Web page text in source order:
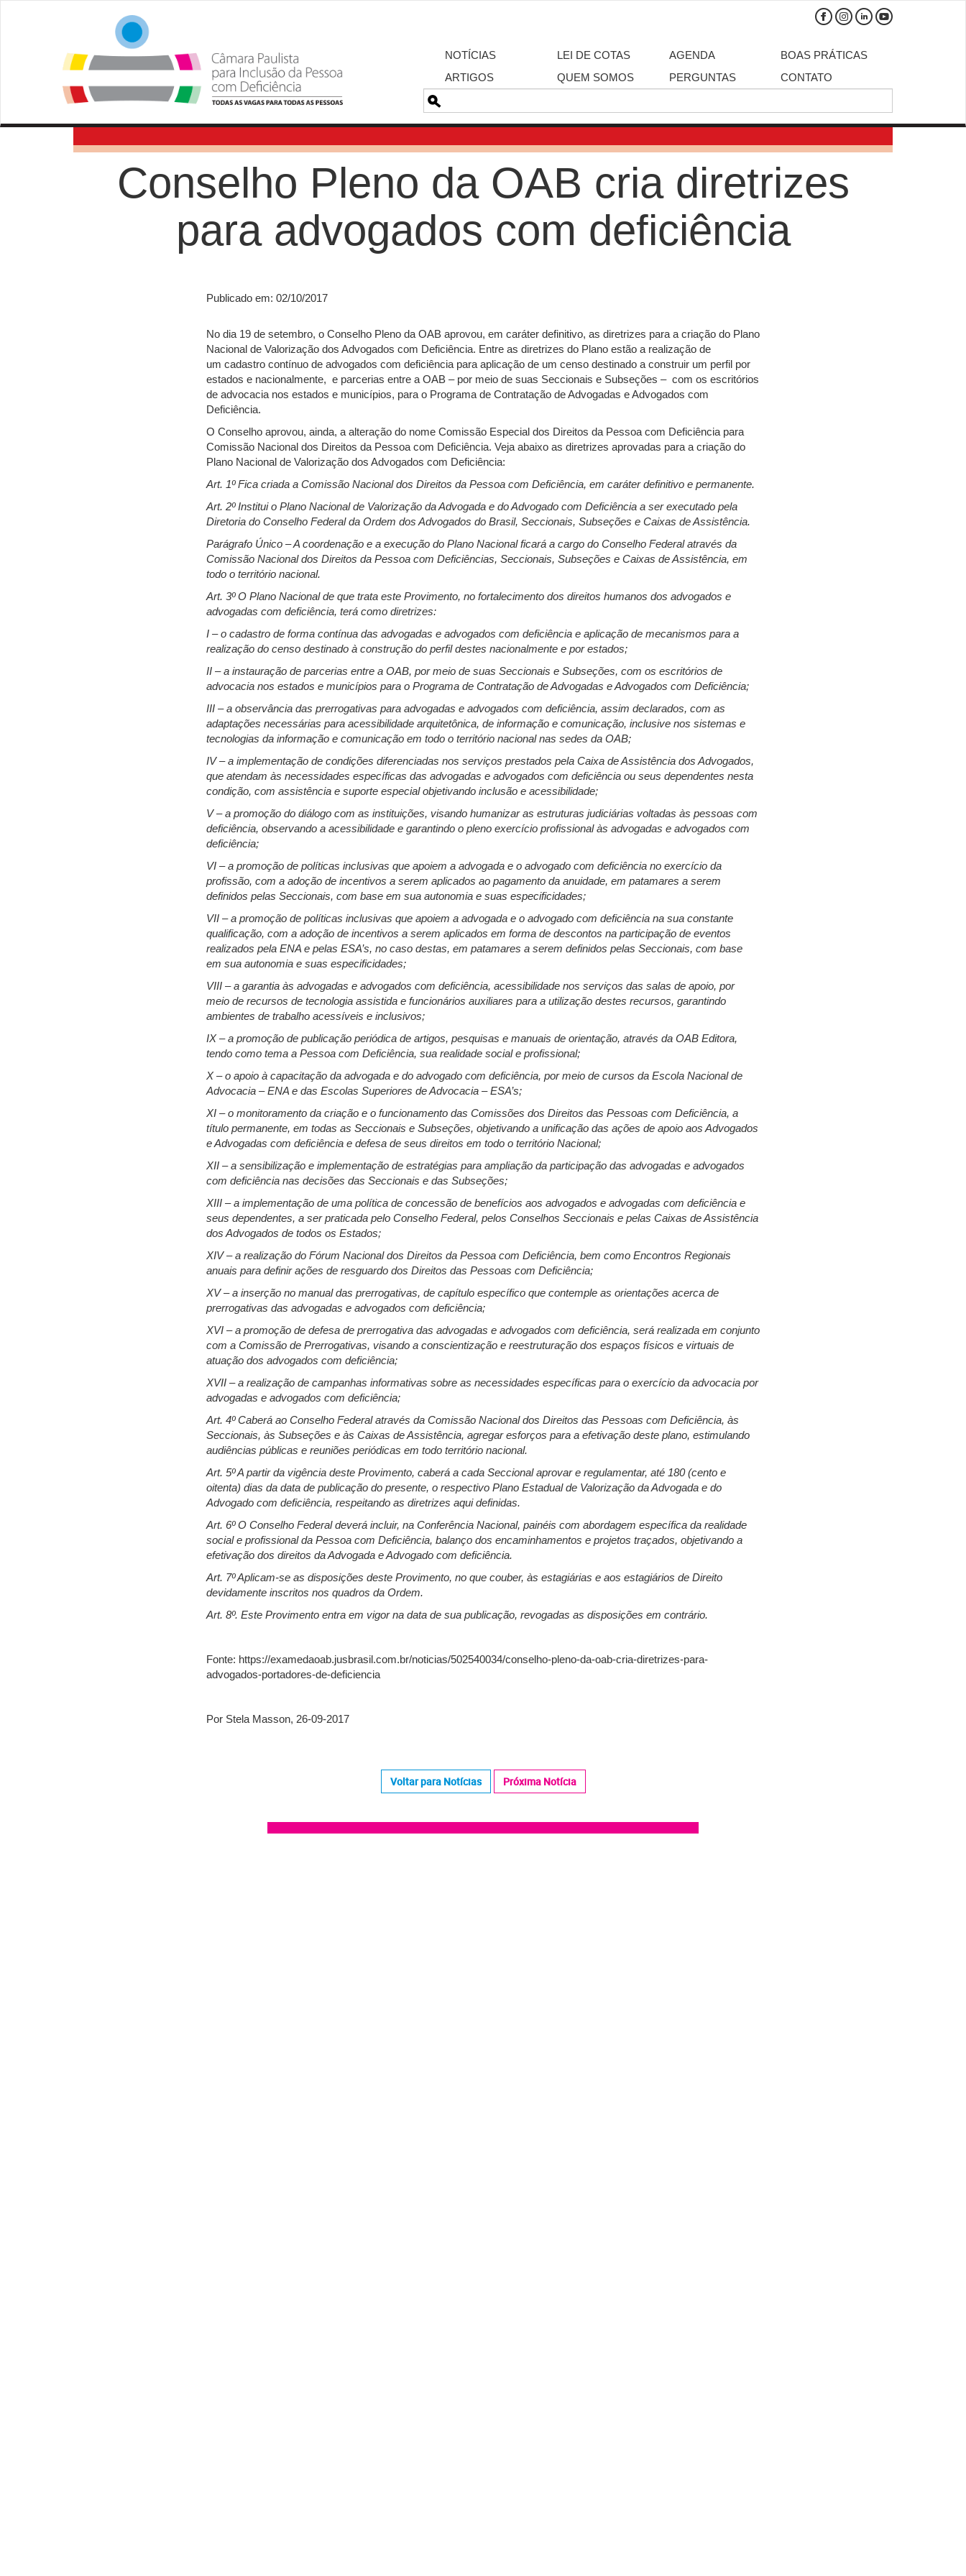
NOTÍCIAS LEI DE COTAS AGENDA
BOAS PRÁTICAS
ARTIGOS
QUEM SOMOS PERGUNTAS CONTATO
Pesquisa
Conselho Pleno da OAB cria diretrizes
para advogados com deficiência
Publicado em: 02/10/2017
No dia 19 de setembro, o Conselho Pleno da OAB aprovou, em caráter definitivo, as diretrizes para a criação do Plano
Nacional de Valorização dos Advogados com Deficiência. Entre as diretrizes do Plano estão a realização de
um cadastro contínuo de advogados com deficiência para aplicação de um censo destinado a construir um perfil por
estados e nacionalmente, e parcerias entre a OAB – por meio de suas Seccionais e Subseções – com os escritórios
de advocacia nos estados e municípios, para o Programa de Contratação de Advogadas e Advogados com
Deficiência.
O Conselho aprovou, ainda, a alteração do nome Comissão Especial dos Direitos da Pessoa com Deficiência para
Comissão Nacional dos Direitos da Pessoa com Deficiência. Veja abaixo as diretrizes aprovadas para a criação do
Plano Nacional de Valorização dos Advogados com Deficiência:
Art. 1º Fica criada a Comissão Nacional dos Direitos da Pessoa com Deficiência, em caráter definitivo e permanente.
Art. 2º Institui o Plano Nacional de Valorização da Advogada e do Advogado com Deficiência a ser executado pela
Diretoria do Conselho Federal da Ordem dos Advogados do Brasil, Seccionais, Subseções e Caixas de Assistência.
Parágrafo Único – A coordenação e a execução do Plano Nacional ficará a cargo do Conselho Federal através da
Comissão Nacional dos Direitos da Pessoa com Deficiências, Seccionais, Subseções e Caixas de Assistência, em
todo o território nacional.
Art. 3º O Plano Nacional de que trata este Provimento, no fortalecimento dos direitos humanos dos advogados e
advogadas com deficiência, terá como diretrizes:
I – o cadastro de forma contínua das advogadas e advogados com deficiência e aplicação de mecanismos para a
realização do censo destinado à construção do perfil destes nacionalmente e por estados;
II – a instauração de parcerias entre a OAB, por meio de suas Seccionais e Subseções, com os escritórios de
advocacia nos estados e municípios para o Programa de Contratação de Advogadas e Advogados com Deficiência;
III – a observância das prerrogativas para advogadas e advogados com deficiência, assim declarados, com as
adaptações necessárias para acessibilidade arquitetônica, de informação e comunicação, inclusive nos sistemas e
tecnologias da informação e comunicação em todo o território nacional nas sedes da OAB;
IV – a implementação de condições diferenciadas nos serviços prestados pela Caixa de Assistência dos Advogados,
que atendam às necessidades específicas das advogadas e advogados com deficiência ou seus dependentes nesta
condição, com assistência e suporte especial objetivando inclusão e acessibilidade;
V – a promoção do diálogo com as instituições, visando humanizar as estruturas judiciárias voltadas às pessoas com
deficiência, observando a acessibilidade e garantindo o pleno exercício profissional às advogadas e advogados com
deficiência;
VI – a promoção de políticas inclusivas que apoiem a advogada e o advogado com deficiência no exercício da
profissão, com a adoção de incentivos a serem aplicados ao pagamento da anuidade, em patamares a serem
definidos pelas Seccionais, com base em sua autonomia e suas especificidades;
VII – a promoção de políticas inclusivas que apoiem a advogada e o advogado com deficiência na sua constante
qualificação, com a adoção de incentivos a serem aplicados em forma de descontos na participação de eventos
realizados pela ENA e pelas ESA’s, no caso destas, em patamares a serem definidos pelas Seccionais, com base
em sua autonomia e suas especificidades;
VIII – a garantia às advogadas e advogados com deficiência, acessibilidade nos serviços das salas de apoio, por
meio de recursos de tecnologia assistida e funcionários auxiliares para a utilização destes recursos, garantindo
ambientes de trabalho acessíveis e inclusivos;
IX – a promoção de publicação periódica de artigos, pesquisas e manuais de orientação, através da OAB Editora,
tendo como tema a Pessoa com Deficiência, sua realidade social e profissional;
X – o apoio à capacitação da advogada e do advogado com deficiência, por meio de cursos da Escola Nacional de
Advocacia – ENA e das Escolas Superiores de Advocacia – ESA’s;
XI – o monitoramento da criação e o funcionamento das Comissões dos Direitos das Pessoas com Deficiência, a
título permanente, em todas as Seccionais e Subseções, objetivando a unificação das ações de apoio aos Advogados
e Advogadas com deficiência e defesa de seus direitos em todo o território Nacional;
XII – a sensibilização e implementação de estratégias para ampliação da participação das advogadas e advogados
com deficiência nas decisões das Seccionais e das Subseções;
XIII – a implementação de uma política de concessão de benefícios aos advogados e advogadas com deficiência e
seus dependentes, a ser praticada pelo Conselho Federal, pelos Conselhos Seccionais e pelas Caixas de Assistência
dos Advogados de todos os Estados;
XIV – a realização do Fórum Nacional dos Direitos da Pessoa com Deficiência, bem como Encontros Regionais
anuais para definir ações de resguardo dos Direitos das Pessoas com Deficiência;
XV – a inserção no manual das prerrogativas, de capítulo específico que contemple as orientações acerca de
prerrogativas das advogadas e advogados com deficiência;
XVI – a promoção de defesa de prerrogativa das advogadas e advogados com deficiência, será realizada em conjunto
com a Comissão de Prerrogativas, visando a conscientização e reestruturação dos espaços físicos e virtuais de
atuação dos advogados com deficiência;
XVII – a realização de campanhas informativas sobre as necessidades específicas para o exercício da advocacia por
advogadas e advogados com deficiência;
Art. 4º Caberá ao Conselho Federal através da Comissão Nacional dos Direitos das Pessoas com Deficiência, às
Seccionais, às Subseções e às Caixas de Assistência, agregar esforços para a efetivação deste plano, estimulando
audiências públicas e reuniões periódicas em todo território nacional.
Art. 5º A partir da vigência deste Provimento, caberá a cada Seccional aprovar e regulamentar, até 180 (cento e
oitenta) dias da data de publicação do presente, o respectivo Plano Estadual de Valorização da Advogada e do
Advogado com deficiência, respeitando as diretrizes aqui definidas.
Art. 6º O Conselho Federal deverá incluir, na Conferência Nacional, painéis com abordagem específica da realidade
social e profissional da Pessoa com Deficiência, balanço dos encaminhamentos e projetos traçados, objetivando a
efetivação dos direitos da Advogada e Advogado com deficiência.
Art. 7º Aplicam-se as disposições deste Provimento, no que couber, às estagiárias e aos estagiários de Direito
devidamente inscritos nos quadros da Ordem.
Art. 8º. Este Provimento entra em vigor na data de sua publicação, revogadas as disposições em contrário.
Fonte: https://examedaoab.jusbrasil.com.br/noticias/502540034/conselho-pleno-da-oab-cria-diretrizes-para-
advogados-portadores-de-deficiencia
Por Stela Masson, 26-09-2017
Voltar para Notícias Próxima Notícia